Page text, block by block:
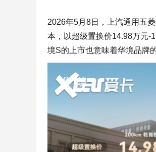
2026年5月8日，上汽通用五
本，以超级置换价14.98万元-
境S的上市也意味着华境品牌